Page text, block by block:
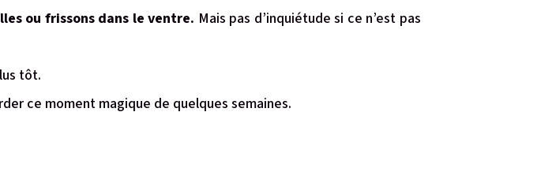
ou frissons dans le ventre. Mais pas d’inquiétude si ce n’est pas
tôt.
ce moment magique de quelques semaines.